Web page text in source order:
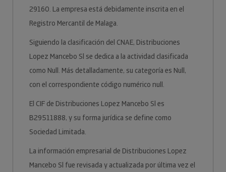
29160. La empresa está debidamente inscrita en el
Registro Mercantil de Malaga.
Siguiendo la clasificación del CNAE, Distribuciones
Lopez Mancebo Sl se dedica a la actividad clasificada
como Null. Más detalladamente, su categoría es Null,
con el correspondiente código numérico null.
El CIF de Distribuciones Lopez Mancebo Sl es
B29511888, y su forma jurídica se define como
Sociedad Limitada.
La información empresarial de Distribuciones Lopez
Mancebo Sl fue revisada y actualizada por última vez el